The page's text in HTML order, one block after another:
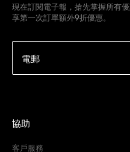
現在訂閱電子報，搶先掌握所有
享第一次訂單額外9折優惠。
電郵
協助
客戶服務